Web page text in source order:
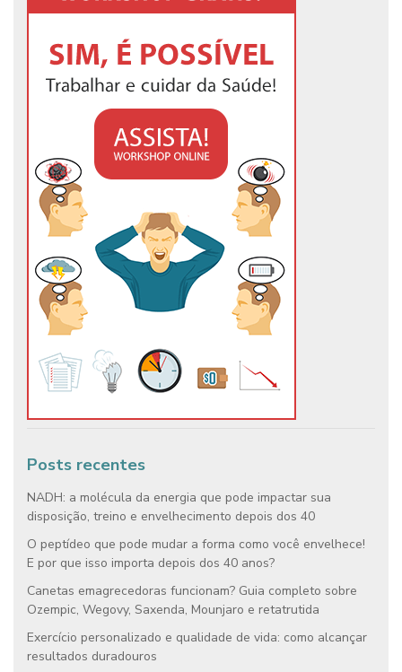
Posts recentes
NADH: a molécula da energia que pode impactar sua
disposição, treino e envelhecimento depois dos 40
O peptídeo que pode mudar a forma como você envelhece!
E por que isso importa depois dos 40 anos?
Canetas emagrecedoras funcionam? Guia completo sobre
Ozempic, Wegovy, Saxenda, Mounjaro e retatrutida
Exercício personalizado e qualidade de vida: como alcançar
resultados duradouros